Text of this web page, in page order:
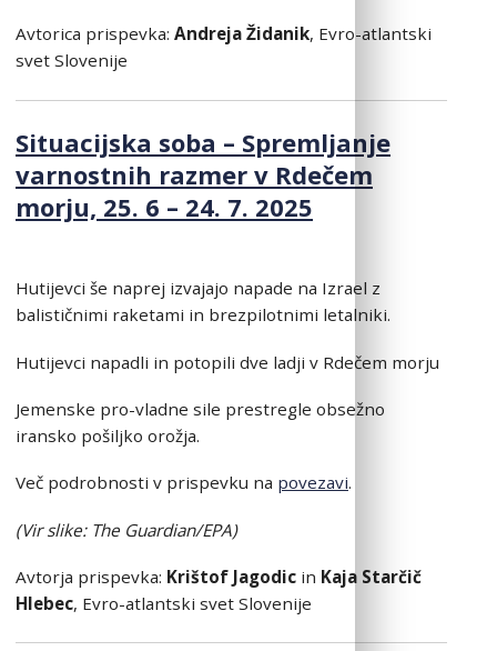
Avtorica prispevka: Andreja Židanik, Evro-atlantski
svet Slovenije
Situacijska soba – Spremljanje
varnostnih razmer v Rdečem
morju, 25. 6 – 24. 7. 2025
Hutijevci še naprej izvajajo napade na Izrael z
balističnimi raketami in brezpilotnimi letalniki.
Hutijevci napadli in potopili dve ladji v Rdečem morju
Jemenske pro-vladne sile prestregle obsežno
iransko pošiljko orožja.
Več podrobnosti v prispevku na povezavi.
(Vir slike: The Guardian/EPA)
Avtorja prispevka: Krištof Jagodic in Kaja Starčič
Hlebec, Evro-atlantski svet Slovenije